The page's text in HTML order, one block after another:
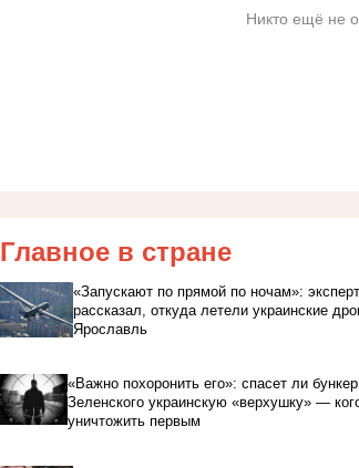
Никто ещё не
Главное в стране
«Запускают по прямой по ночам»: эксперт
рассказал, откуда летели украинские
Ярославль
«Важно похоронить его»: спасет ли бункер
Зеленского украинскую «верхушку» —
уничтожить первым